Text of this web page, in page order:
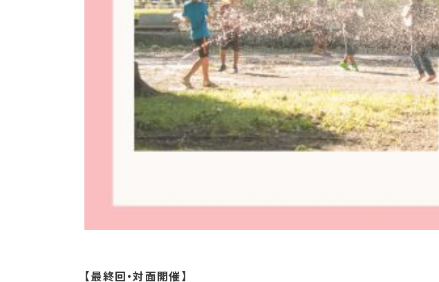
【最終回・対面開催】